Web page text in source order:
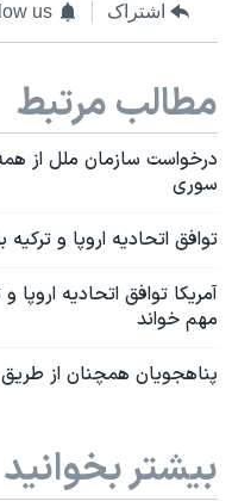
اشتراک us
مطالب مرتبط
درخواست سازمان ملل از
سوری
توافق اتحادیه اروپا و
آمریکا توافق اتحادیه اروپا
مهم خواند
پناهجویان همچنان از طریق
بیشتر بخوانید